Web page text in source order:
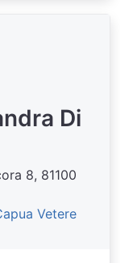
Di
8, 81100
Vetere